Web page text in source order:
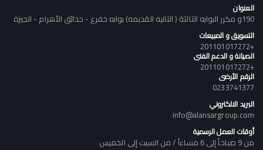
العنوان
190و مكرر البوابه الثالثة ( الثانيه القديمه) بوابه خفرع - حدائق الأهرام - الجيزة
التسويق و المبيعات
+201101017272
الصيانة و الدعم الفنى
+201101017272
الرقم الأرضى
0233741377
البريد الالكتروني
info@alansargroup.com
أوقات العمل الرسمية
من 9 صباحاً إلى 6 مساءاً / من السبت إلى الخميس